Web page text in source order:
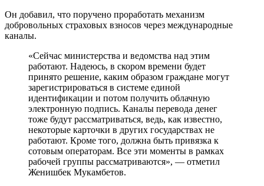
Он добавил, что поручено проработать механизм
добровольных страховых взносов через международные
каналы.
«Сейчас министерства и ведомства над этим
работают. Надеюсь, в скором времени будет
принято решение, каким образом граждане могут
зарегистрироваться в системе единой
идентификации и потом получить облачную
электронную подпись. Каналы перевода денег
тоже будут рассматриваться, ведь, как известно,
некоторые карточки в других государствах не
работают. Кроме того, должна быть привязка к
сотовым операторам. Все эти моменты в рамках
рабочей группы рассматриваются», — отметил
Женишбек Мукамбетов.